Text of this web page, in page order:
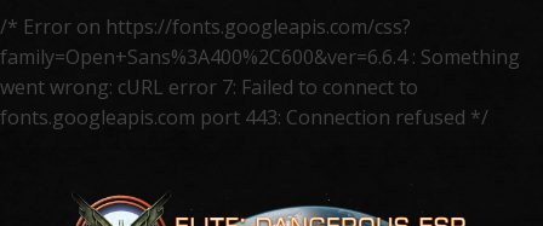
/* Error on https://fonts.googleapis.com/css?
family=Open+Sans%3A400%2C600&ver=6.6.4 : Something
went wrong: cURL error 7: Failed to connect to
fonts.googleapis.com port 443: Connection refused */